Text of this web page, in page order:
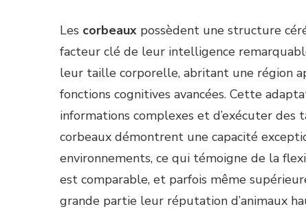
Les corbeaux possèdent une structure
facteur clé de leur intelligence
leur taille corporelle, abritant une région
fonctions cognitives avancées. Cette
informations complexes et d’exécuter des
corbeaux démontrent une capacité
environnements, ce qui témoigne de la
est comparable, et parfois même
grande partie leur réputation d’animaux